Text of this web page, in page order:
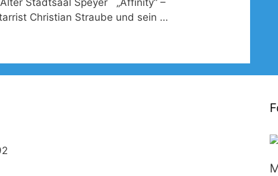
Stadtsaal Speyer „Affinity“ –
Christian Straube und sein …